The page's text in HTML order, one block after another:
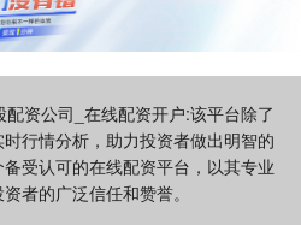
资公司_在线配资开户:该平台除了
行情分析，助力投资者做出明智的
受认可的在线配资平台，以其专业
者的广泛信任和赞誉。